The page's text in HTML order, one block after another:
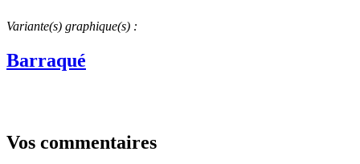
Variante(s) graphique(s) :
Barraqué
Vos commentaires